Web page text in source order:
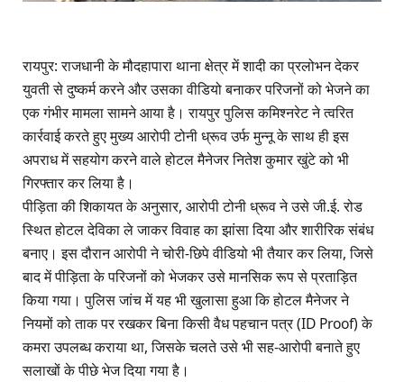
रायपुर: राजधानी के मौदहापारा थाना क्षेत्र में शादी का प्रलोभन देकर
युवती से दुष्कर्म करने और उसका वीडियो बनाकर परिजनों को भेजने का
एक गंभीर मामला सामने आया है। रायपुर पुलिस कमिश्नरेट ने त्वरित
कार्रवाई करते हुए मुख्य आरोपी टोनी ध्रूव उर्फ मुन्नू के साथ ही इस
अपराध में सहयोग करने वाले होटल मैनेजर नितेश कुमार खुंटे को भी
गिरफ्तार कर लिया है।
पीड़िता की शिकायत के अनुसार, आरोपी टोनी ध्रूव ने उसे जी.ई. रोड
स्थित होटल देविका ले जाकर विवाह का झांसा दिया और शारीरिक संबंध
बनाए। इस दौरान आरोपी ने चोरी-छिपे वीडियो भी तैयार कर लिया, जिसे
बाद में पीड़िता के परिजनों को भेजकर उसे मानसिक रूप से प्रताड़ित
किया गया। पुलिस जांच में यह भी खुलासा हुआ कि होटल मैनेजर ने
नियमों को ताक पर रखकर बिना किसी वैध पहचान पत्र (ID Proof) के
कमरा उपलब्ध कराया था, जिसके चलते उसे भी सह-आरोपी बनाते हुए
सलाखों के पीछे भेज दिया गया है।